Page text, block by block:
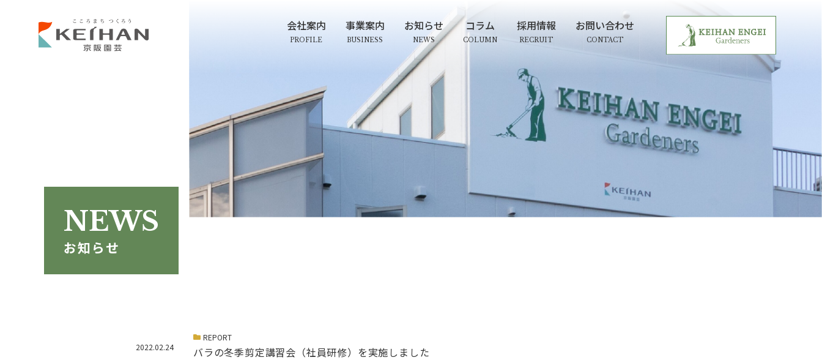
会社案内
PROFILE
事業案内
BUSINESS
お知らせ
NEWS
コラム
COLUMN
採用情報
RECRUIT
お問い合わせ
CONTACT
NEWS
お知らせ
2022.02.24
REPORT
バラの冬季剪定講習会（社員研修）を実施しました